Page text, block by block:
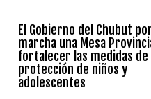
El Gobierno del Chubut
marcha una Mesa
fortalecer las medidas de
protección de niños y
adolescentes